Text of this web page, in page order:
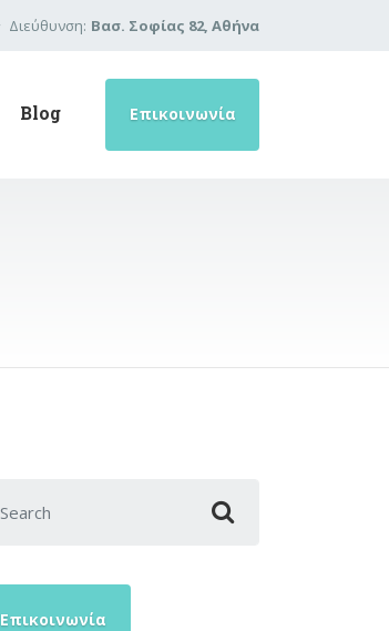
Διεύθυνση: Βασ. Σοφίας 82, Αθήνα
Blog Επικοινωνία
Επικοινωνία